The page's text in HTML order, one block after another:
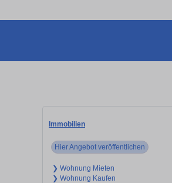
Immobilien
Hier Angebot veröffentlichen
❯ Wohnung Mieten
❯ Wohnung Kaufen